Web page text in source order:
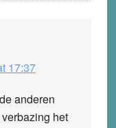
17:37
anderen
het